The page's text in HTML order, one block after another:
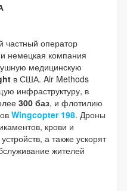
частный оператор
и немецкая компания
медицинскую
в США. Air Methods
инфраструктуру, в
300 баз, и флотилию
Wingcopter 198. Дроны
крови и
а также ускорят
жителей